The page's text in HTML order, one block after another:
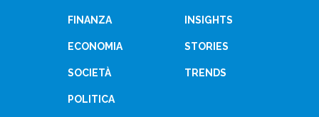
FINANZA
ECONOMIA
SOCIETÀ
POLITICA
INSIGHTS
STORIES
TRENDS